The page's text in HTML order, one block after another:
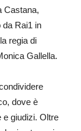
Castana,
da Rai1 in
regia di
Gallella.
dove è
e giudizi. Oltre